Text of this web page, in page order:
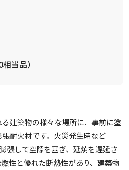
当品）
建築物の様々な場所に、事前に塗
耐火材です。火災発生時など
張して空隙を塞ぎ、延焼を遅延さ
性と優れた断熱性があり、建築物